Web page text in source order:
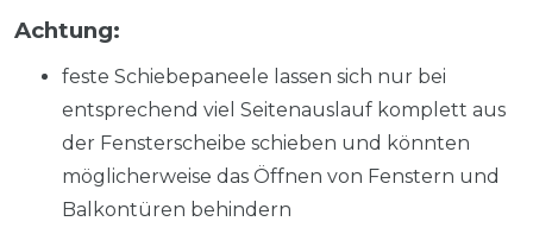
Achtung:
feste Schiebepaneele lassen sich nur bei
entsprechend viel Seitenauslauf komplett aus
der Fensterscheibe schieben und könnten
möglicherweise das Öffnen von Fenstern und
Balkontüren behindern